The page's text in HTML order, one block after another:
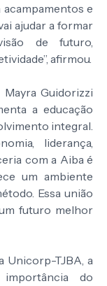
e
ajudar a formar
de futuro,
afirmou.
Guidorizzi
a educação
integral.
liderança,
com a Aiba é
um ambiente
Essa união
futuro melhor
Unicorp-TJBA, a
do